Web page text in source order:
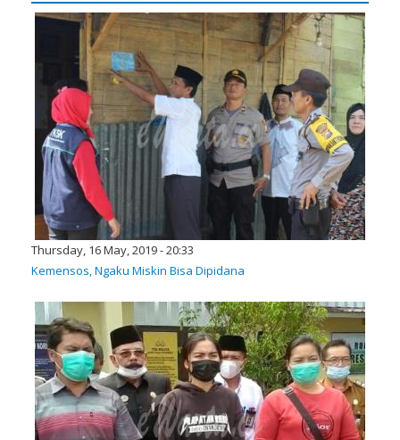
Thursday, 16 May, 2019 - 20:33
Kemensos, Ngaku Miskin Bisa Dipidana